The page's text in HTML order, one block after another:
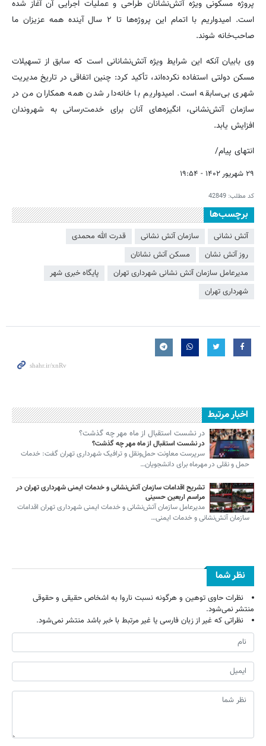
پروژه مسکونی ویژه آتش‌نشانان طراحی و عملیات اجرایی آن آغاز شده
است. امیدواریم با اتمام این پروژه‌ها تا ۲ سال آینده همه عزیزان ما
صاحب‌خانه شوند.
وی بابیان آنکه این شرایط ویژه آتش‌نشانانی است که سابق از تسهیلات
مسکن دولتی استفاده نکرده‌اند، تأکید کرد: چنین اتفاقی در تاریخ مدیریت
شهری بی‌سابقه است. امیدواریم با خانه‌دار شدن همه همکاران من در
سازمان آتش‌نشانی، انگیزه‌های آنان برای خدمت‌رسانی به شهروندان
افزایش یابد.
انتهای پیام/
۲۹ شهریور ۱۴۰۲ - ۱۹:۵۴
کد مطلب: 42849
برچسب‌ها
آتش نشانی سازمان آتش نشانی
قدرت الله محمدی
روز آتش نشان
مسکن آتش نشانان
مدیرعامل سازمان آتش نشانی شهرداری تهران
پایگاه خبری شهر
شهرداری تهران
اخبار مرتبط
در نشست استقبال از ماه مهر چه گذشت؟
در نشست استقبال از ماه مهر چه گذشت؟
سرپرست معاونت حمل‌ونقل و ترافیک شهرداری تهران گفت: خدمات
حمل و نقلی در مهرماه برای دانشجویان…
تشریح اقدامات سازمان آتش‌نشانی و خدمات ایمنی شهرداری تهران در
مراسم اربعین حسینی
مدیرعامل سازمان آتش‌نشانی و خدمات ایمنی شهرداری تهران اقدامات
سازمان آتش‌نشانی و خدمات ایمنی…
نظر شما
نظرات حاوی توهین و هرگونه نسبت ناروا به اشخاص حقیقی و حقوقی
منتشر نمی‌شود.
نظراتی که غیر از زبان فارسی یا غیر مرتبط با خبر باشد منتشر نمی‌شود.